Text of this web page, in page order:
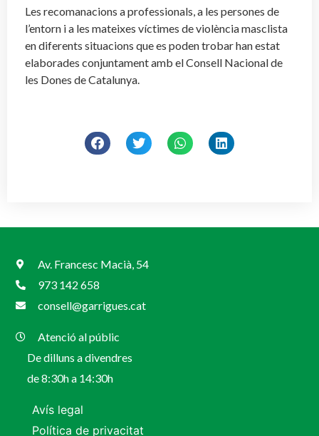
Les recomanacions a professionals, a les persones de
l’entorn i a les mateixes víctimes de violència masclista
en diferents situacions que es poden trobar han estat
elaborades conjuntament amb el Consell Nacional de
les Dones de Catalunya.
Av. Francesc Macià, 54
973 142 658
consell@garrigues.cat
Atenció al públic
De dilluns a divendres
de 8:30h a 14:30h
Avís legal
Política de privacitat